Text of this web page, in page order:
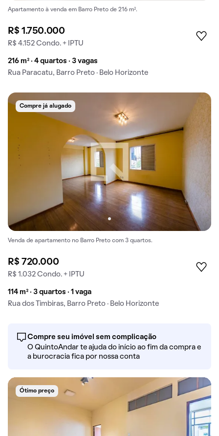
Apartamento à venda em Barro Preto de 216 m².
R$ 1.750.000
R$ 4.152 Condo. + IPTU
216 m² · 4 quartos · 3 vagas
Rua Paracatu, Barro Preto · Belo Horizonte
Compre já alugado
Venda de apartamento no Barro Preto com 3 quartos.
R$ 720.000
R$ 1.032 Condo. + IPTU
114 m² · 3 quartos · 1 vaga
Rua dos Timbiras, Barro Preto · Belo Horizonte
Compre seu imóvel sem complicação
O QuintoAndar te ajuda do início ao fim da compra e
a burocracia fica por nossa conta
Ótimo preço